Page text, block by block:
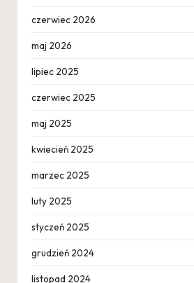
czerwiec 2026
maj 2026
lipiec 2025
czerwiec 2025
maj 2025
kwiecień 2025
marzec 2025
luty 2025
styczeń 2025
grudzień 2024
listopad 2024